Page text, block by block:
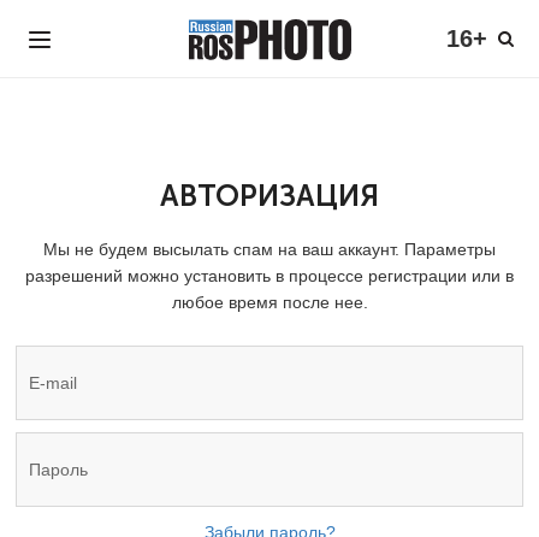
16+
АВТОРИЗАЦИЯ
Мы не будем высылать спам на ваш аккаунт. Параметры
разрешений можно установить в процессе регистрации или в
любое время после нее.
Забыли пароль?